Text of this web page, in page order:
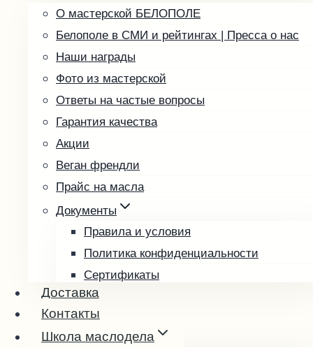
Маковое
Миндальное
Облепиховое
Подсолнечное
Расторопша
Редечное
Рыжиковое
Тыквенное
Фундучное
Чиа
Чёрный тмин
Пробные наборы
Подарочные наборы
Подарочные карты
Выбрать подарочную карту
Проверить баланс
О мастерской БЕЛОПОЛЕ
Белополе в СМИ и рейтингах | Пресса о нас
Наши награды
Фото из мастерской
Ответы на частые вопросы
Гарантия качества
Акции
Веган френдли
Прайс на масла
Документы
Правила и условия
Политика конфиденциальности
Сертификаты
Возврат и обмен товара
Доставка
Контакты
Школа маслодела